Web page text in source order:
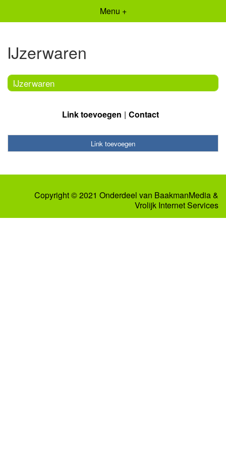
Menu +
IJzerwaren
IJzerwaren
Link toevoegen Contact
Link toevoegen
Copyright © 2021 Onderdeel van BaakmanMedia&
Vrolijk Internet Services